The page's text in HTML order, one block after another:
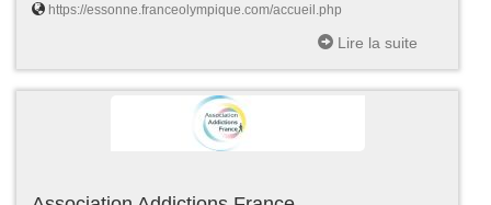
https://essonne.franceolympique.com/accueil.php
Lire la suite